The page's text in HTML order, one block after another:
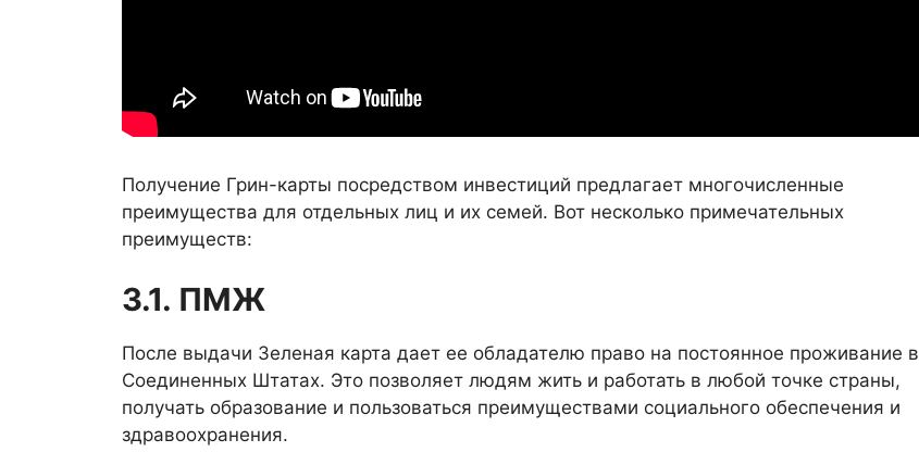
Получение Грин-карты посредством инвестиций предлагает многочисленные
преимущества для отдельных лиц и их семей. Вот несколько примечательных
преимуществ:
3.1. ПМЖ
После выдачи Зеленая карта дает ее обладателю право на постоянное проживание в
Соединенных Штатах. Это позволяет людям жить и работать в любой точке страны,
получать образование и пользоваться преимуществами социального обеспечения и
здравоохранения.